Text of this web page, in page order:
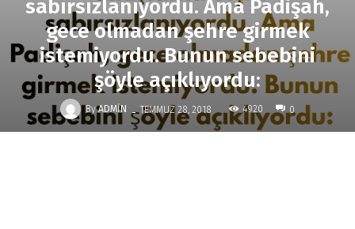
sabırsızlanıyordu. Ama Padişah,
gece olmadan şehre girmek
istemiyordu. Bunun sebebini
şöyle açıklıyordu:
By ADMIN - TEMMUZ 28, 2018 4920 0